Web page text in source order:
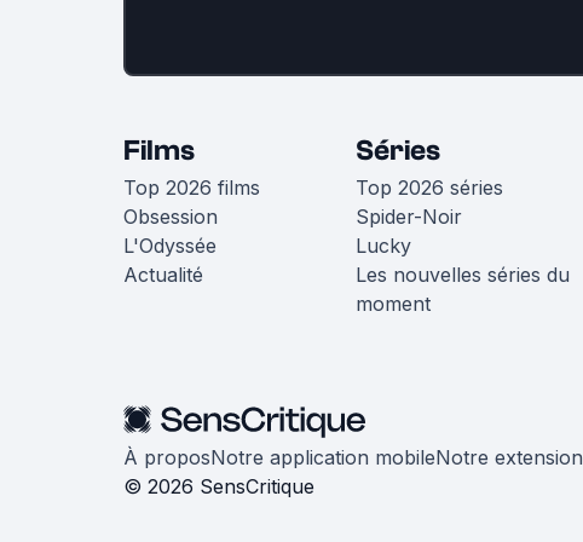
Films
Top 2026 films
Obsession
L'Odyssée
Actualité
Séries
Top 2026 séries
Spider-Noir
Lucky
Les nouvelles séries du
moment
À proposNotre application mobileNotre extension
© 2026 SensCritique